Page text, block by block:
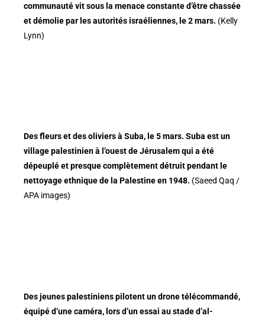
communauté vit sous la menace constante d’être chassée
et démolie par les autorités israéliennes, le 2 mars. (Kelly
Lynn)
Des fleurs et des oliviers à Suba, le 5 mars. Suba est un
village palestinien à l’ouest de Jérusalem qui a été
dépeuplé et presque complètement détruit pendant le
nettoyage ethnique de la Palestine en 1948. (Saeed Qaq /
APA images)
Des jeunes palestiniens pilotent un drone télécommandé,
équipé d’une caméra, lors d’un essai au stade d’al-